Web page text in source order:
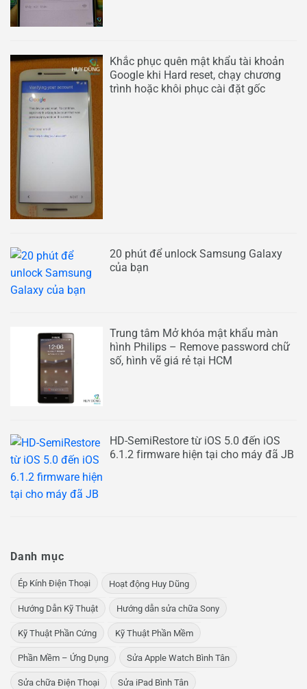
Khắc phục quên mật khẩu tài khoản
Google khi Hard reset, chạy chương
trình hoặc khôi phục cài đặt gốc
20 phút để unlock Samsung Galaxy
của bạn
Trung tâm Mở khóa mật khẩu màn
hình Philips – Remove password chữ
số, hình vẽ giá rẻ tại HCM
HD-SemiRestore từ iOS 5.0 đến iOS
6.1.2 firmware hiện tại cho máy đã JB
Danh mục
Ép Kính Điện Thoại Hoạt động Huy Dũng
Hướng Dẫn Kỹ Thuật Hướng dẫn sửa chữa Sony
Kỹ Thuật Phần Cứng Kỹ Thuật Phần Mềm
Phần Mềm – Ứng Dụng Sửa Apple Watch Bình Tân
Sửa chữa Điện Thoại Sửa iPad Bình Tân